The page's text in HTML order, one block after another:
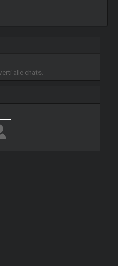
alle chats.